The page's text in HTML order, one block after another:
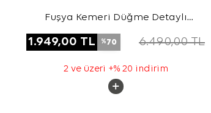
Fuşya Kemeri Düğme Detaylı
1.949,00 TL %70 6.490,00TL
2 ve üzeri +% 20 indirim